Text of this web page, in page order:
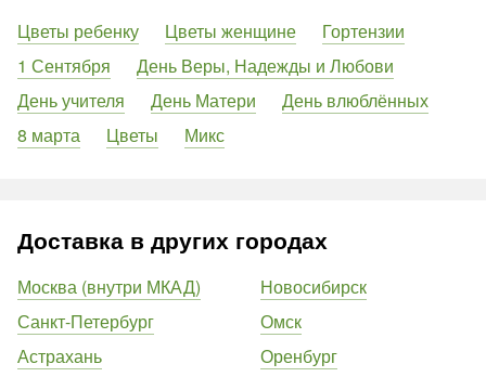
Цветы ребенку Цветы женщине
Гортензии
1 Сентября
День Веры, Надежды и Любови
День учителя
День Матери
День влюблённых
8 марта
Цветы Микс
Доставка в других городах
Москва (внутри МКАД)
Санкт-Петербург
Астрахань
Новосибирск
Омск
Оренбург